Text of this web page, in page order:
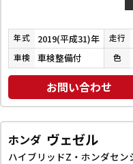
年式 2019(平成31)年 走行
車検 車検整備付 色
お問い合わせ
ホンダ ヴェゼル